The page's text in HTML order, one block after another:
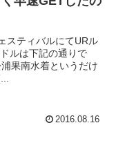
ティバルにてURル
ルは下記の通りで
果南水着というだけ
2016.08.16